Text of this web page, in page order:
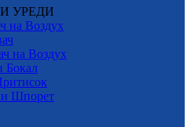
УРЕДИ
на Воздух
на Воздух
Бокал
Шпорет